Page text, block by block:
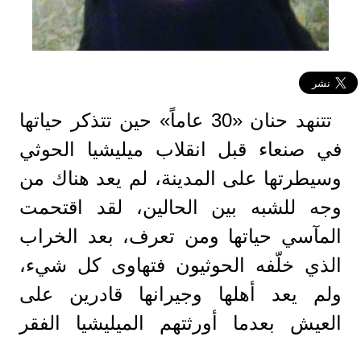
تتنهد حنان «30 عاماً» حين تتذكر حياتها
في صنعاء قبل انقلاب ميليشيا الحوثي
وسيطرتها على المدينة، لم يعد هناك من
وجه للشبه بين الحالين، لقد اقتحمت
المآسي حياتها ومن تعرف، بعد الخراب
الذي خلّفه الحوثيون فتهاوى كل شيء،
ولم يعد أهلها وجيرانها قادرين على
العيش بعدما أورثتهم الميليشيا الفقر